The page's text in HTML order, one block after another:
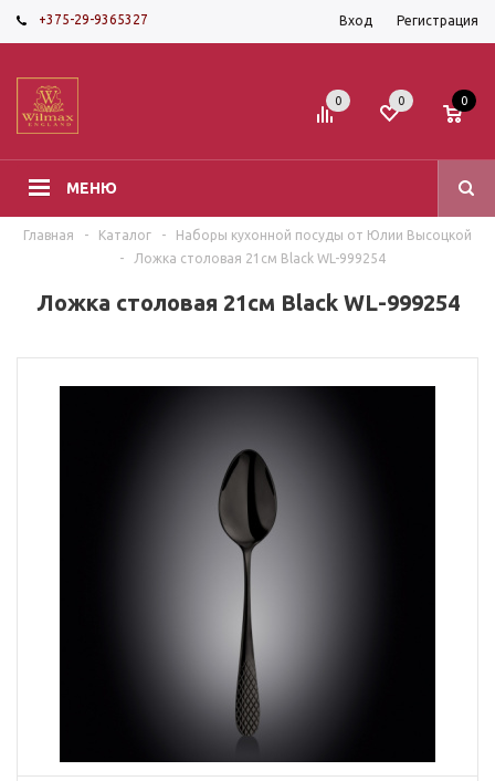
+375-29-9365327 Вход Регистрация
МЕНЮ
0 0 0
Главная - Каталог -
Наборы кухонной посуды от Юлии Высоцкой
-
Ложка столовая 21см Black WL-999254
Ложка столовая 21см Black WL-999254